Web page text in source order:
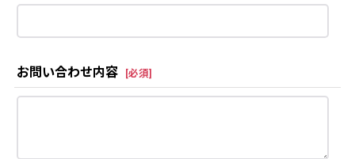
お問い合わせ内容 [必須]